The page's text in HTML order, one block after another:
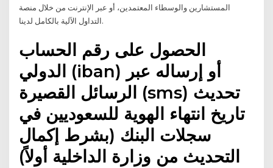
المستشارين والوسطاء المعتمدين، أو عبر الإنترنت من خلال منصة
التداول الآلية بالكامل لدينا.
الحصول على رقم الحساب
الدولي (iban) أو إرساله عبر
الرسائل القصيرة (sms) تحديث
تاريخ انتهاء الهوية للسعوديين في
سجلات البنك (بشرط إكمال
التحديث من وزارة الداخلية أولاً)